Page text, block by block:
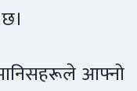
मानिसहरूले आफ्नो